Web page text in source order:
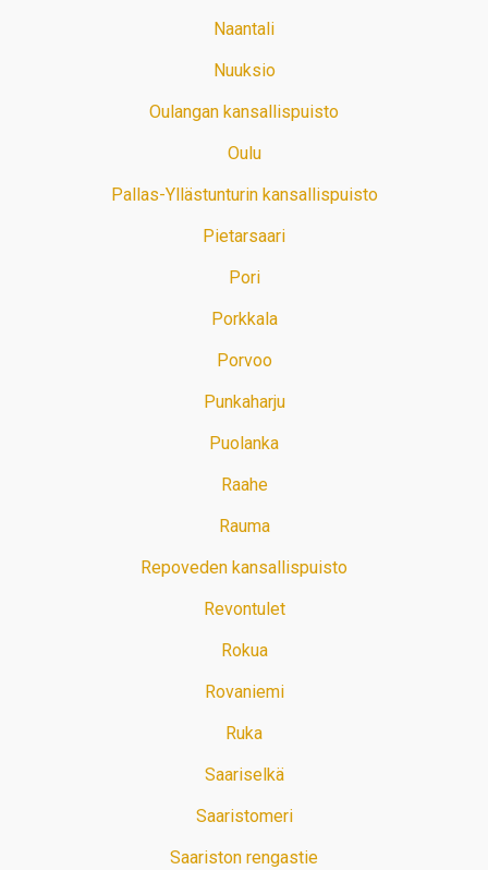
Naantali
Nuuksio
Oulangan kansallispuisto
Oulu
Pallas-Yllästunturin kansallispuisto
Pietarsaari
Pori
Porkkala
Porvoo
Punkaharju
Puolanka
Raahe
Rauma
Repoveden kansallispuisto
Revontulet
Rokua
Rovaniemi
Ruka
Saariselkä
Saaristomeri
Saariston rengastie